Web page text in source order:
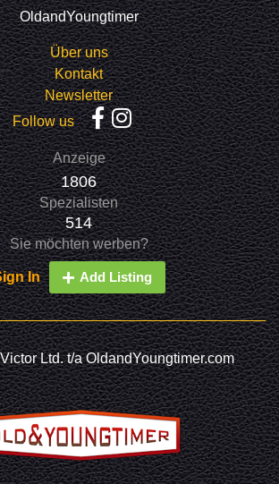
OldandYoungtimer
Über uns
Kontakt
Newsletter
Follow us
Anzeige
1806
Spezialisten
514
Sie möchten werben?
In Add Listing
Ltd. t/a OldandYoungtimer.com